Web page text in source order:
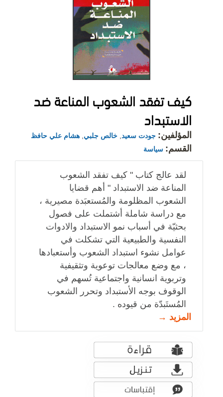
كيف تفقد الشعوب المناعة ضد
الاستبداد
المؤلفين: جودت سعيد خالص جلبي هشام علي حافظ
القسم: سياسة
لقد عالج كتاب " كيف تفقد الشعوب
المناعة ضد الاستبداد " أهم قضايا
الشعوب المظلومة والمُستعبَدة مصيرية ،
مع دراسة شاملة أشتملت على فصول
بحثيّة في أسباب نمو الاستبداد والادوات
النفسية والطبيعية التي تشكلت في
عوامل نشوء استبداد الشعوب وأستعبادها
، مع وضع معالجات توعوية وتثقيفية
وتربوية انسانية واجتماعية تُسهم في
الوقوف بوجه الأستبداد وتحرر الشعوب
المُستَبدّة من قيوده .
المزيد →